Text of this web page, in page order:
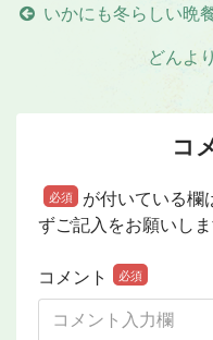
いかにも冬らしい晩
どんよ
コ
必須
が付いている欄
ずご記入をお願いしま
コメント 必須